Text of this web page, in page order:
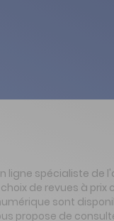
ligne spécialiste
de revues à
sont
propose de